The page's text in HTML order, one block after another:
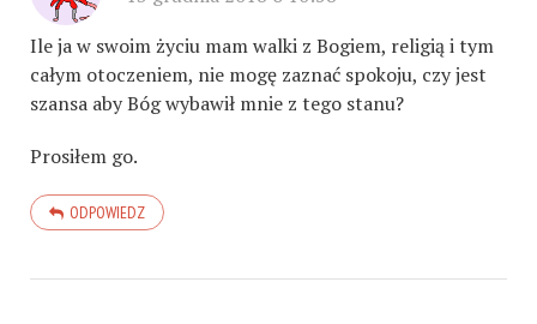
Ile ja w swoim życiu mam walki z Bogiem, religią i tym
całym otoczeniem, nie mogę zaznać spokoju, czy jest
szansa aby Bóg wybawił mnie z tego stanu?
Prosiłem go.
ODPOWIEDZ